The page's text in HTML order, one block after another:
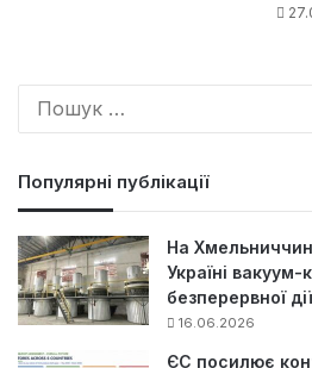
Популярні публікації
На
Україні вакуум-
безперервної дії
16.06.2026
ЄС посилює